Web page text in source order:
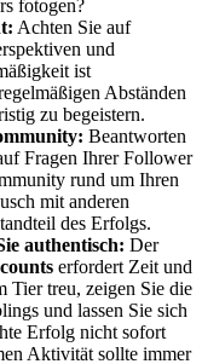
fotogen?
Achten Sie auf
und
ist
Abständen
zu begeistern.
Beantworten
Fragen Ihrer Follower
rund um Ihren
mit anderen
des Erfolgs.
authentisch: Der
erfordert Zeit und
Tier treu, zeigen Sie die
und lassen Sie sich
Erfolg nicht sofort
Aktivität sollte immer